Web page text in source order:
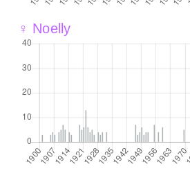
♀ Noelly